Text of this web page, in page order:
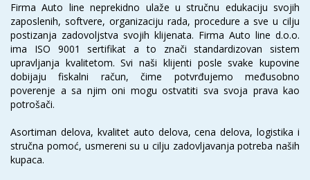
Firma Auto line neprekidno ulaže u stručnu edukaciju svojih
zaposlenih, softvere, organizaciju rada, procedure a sve u cilju
postizanja zadovoljstva svojih klijenata. Firma Auto line d.o.o.
ima ISO 9001 sertifikat a to znači standardizovan sistem
upravljanja kvalitetom. Svi naši klijenti posle svake kupovine
dobijaju fiskalni račun, čime potvrđujemo međusobno
poverenje a sa njim oni mogu ostvatiti sva svoja prava kao
potrošači.
Asortiman delova, kvalitet auto delova, cena delova, logistika i
stručna pomoć, usmereni su u cilju zadovljavanja potreba naših
kupaca.